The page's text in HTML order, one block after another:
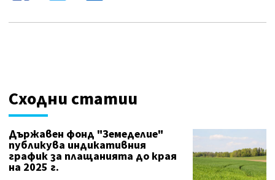
Сходни статии
Държавен фонд "Земеделие"
публикува индикативния
график за плащанията до края
на 2025 г.